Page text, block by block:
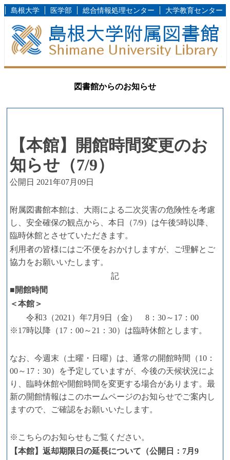
島根大学 医学部 総合情報処理センター 大学教育センター
図書館からのお知らせ
【本館】開館時間変更のお
知らせ（7/9）
公開日 2021年07月09日
附属図書館本館は、大雨による二次災害の危険性を考慮
し、安全確保の観点から、本日（7/9）は午後5時以降、
臨時休館とさせていただきます。
利用者の皆様にはご不便をおかけしますが、ご理解とご
協力をお願いいたします。
記
■開館時間
＜本館＞
令和3（2021）年7月9日（金） 8：30～17：00
※17時以降（17：00～21：30）は臨時休館とします。
なお、今週末（土曜・日曜）は、通常の開館時間（10：
00～17：30）を予定していますが、今後の天候状況によ
り、臨時休館や開館時間を変更する場合があります。最
新の開館情報はこのホームページのお知らせでご案内し
ますので、ご確認をお願いいたします。
※こちらのお知らせもご覧ください。
【本館】返却期限日の延長について（公開日：7月9